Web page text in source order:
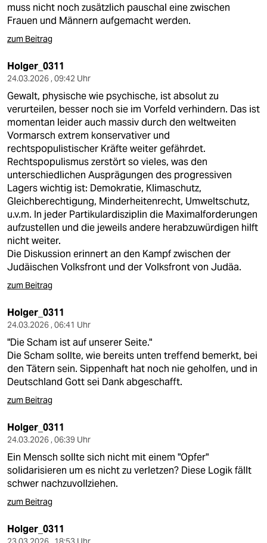
muss nicht noch zusätzlich pauschal eine zwischen
Frauen und Männern aufgemacht werden.
zum Beitrag
Holger_0311
24.03.2026 , 09:42 Uhr
Gewalt, physische wie psychische, ist absolut zu
verurteilen, besser noch sie im Vorfeld verhindern. Das ist
momentan leider auch massiv durch den weltweiten
Vormarsch extrem konservativer und
rechtspopulistischer Kräfte weiter gefährdet.
Rechtspopulismus zerstört so vieles, was den
unterschiedlichen Ausprägungen des progressiven
Lagers wichtig ist: Demokratie, Klimaschutz,
Gleichberechtigung, Minderheitenrecht, Umweltschutz,
u.v.m. In jeder Partikulardisziplin die Maximalforderungen
aufzustellen und die jeweils andere herabzuwürdigen hilft
nicht weiter.
Die Diskussion erinnert an den Kampf zwischen der
Judäischen Volksfront und der Volksfront von Judäa.
zum Beitrag
Holger_0311
24.03.2026 , 06:41 Uhr
"Die Scham ist auf unserer Seite."
Die Scham sollte, wie bereits unten treffend bemerkt, bei
den Tätern sein. Sippenhaft hat noch nie geholfen, und in
Deutschland Gott sei Dank abgeschafft.
zum Beitrag
Holger_0311
24.03.2026 , 06:39 Uhr
Ein Mensch sollte sich nicht mit einem "Opfer"
solidarisieren um es nicht zu verletzen? Diese Logik fällt
schwer nachzuvollziehen.
zum Beitrag
Holger_0311